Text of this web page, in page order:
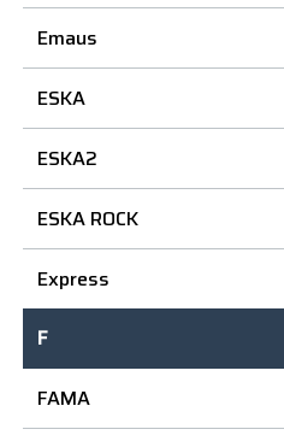
Emaus
ESKA
ESKA2
ESKA ROCK
Express
F
FAMA